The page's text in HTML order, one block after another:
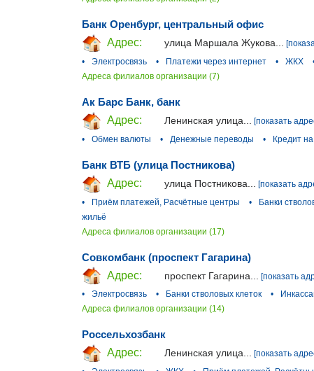
Банк Оренбург, центральный офис
Адрес:
улица Маршала Жукова...
•
Электросвязь • Платежи через интернет • ЖКХ
Адреса филиалов организации (7)
Ак Барс Банк, банк
Адрес:
Ленинская улица...
[показать
•
Обмен валюты • Денежные переводы • Кредит
Банк ВТБ (улица Постникова)
Адрес:
улица Постникова...
[показать
•
Приём платежей, Расчётные центры • Банки
жильё
Адреса филиалов организации (17)
Совкомбанк (проспект Гагарина)
Адрес:
проспект Гагарина...
[показать
•
Электросвязь • Банки стволовых клеток •
Адреса филиалов организации (14)
Россельхозбанк
Адрес:
Ленинская улица... [показать